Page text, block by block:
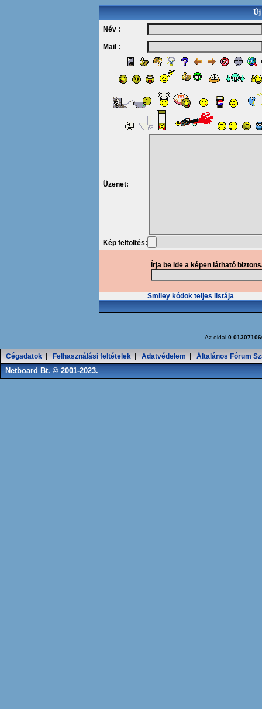
Új
Név :
Mail :
Üzenet:
Kép feltöltés:
Írja be ide a képen látható
Smiley kódok teljes listája
Az oldal
Cégadatok Felhasználási feltételek Adatvédelem Általános Fórum
Netboard Bt. © 2001-2023.